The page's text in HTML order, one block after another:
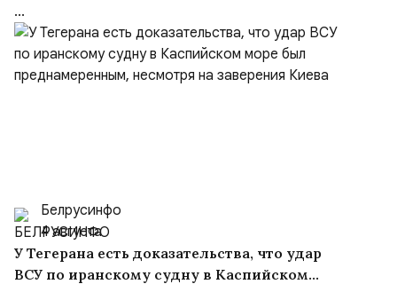
...
Белрусинфо
4 августа
У Тегерана есть доказательства, что удар
ВСУ по иранскому судну в Каспийском